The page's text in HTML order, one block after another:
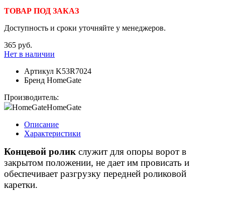
ТОВАР ПОД ЗАКАЗ
Доступность и сроки уточняйте у менеджеров.
365 руб.
Нет в наличии
Артикул K53R7024
Бренд HomeGate
Производитель:
HomeGateHomeGate
Описание
Характеристики
Концевой ролик служит для опоры ворот в
закрытом положении, не дает им провисать и
обеспечивает разгрузку передней роликовой
каретки.